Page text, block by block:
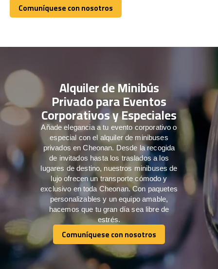
Comuníquese con nosotros
Comuníquese con nosotros
Alquiler de Minibús
Privado para Eventos
Corporativos y Especiales
Añade elegancia a tu evento corporativo o
especial con el alquiler de minibuses
privados en Cheonan. Desde la recogida
de invitados hasta los traslados a los
lugares de destino, nuestros minibuses de
lujo ofrecen un transporte cómodo y
exclusivo en toda Cheonan. Con paquetes
personalizables y un equipo amable,
hacemos que tu gran día sea libre de
estrés.
Comuníquese con nosotros
Comuníquese con nosotros